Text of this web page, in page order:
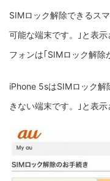
SIMロック解除できるス
可能な端末です。｣と表
フォンは｢SIMロック解除
iPhone 5sはSIMロック解
きない端末です。｣と表示